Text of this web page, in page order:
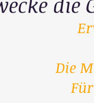
Die